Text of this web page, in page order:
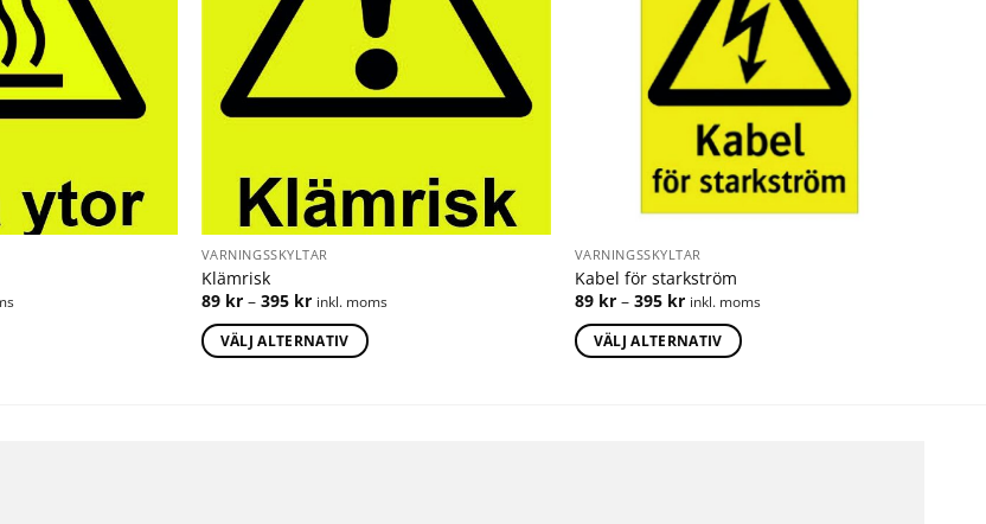
VARNINGSSKYLTAR
Klämrisk
89 kr – 395 kr inkl. moms
VÄLJ ALTERNATIV
VARNINGSSKYLTAR
Kabel för starkström
89 kr – 395 kr inkl. moms
VÄLJ ALTERNATIV